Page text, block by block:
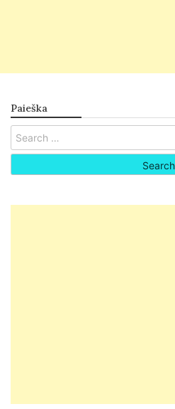
Paieška
Search
for: